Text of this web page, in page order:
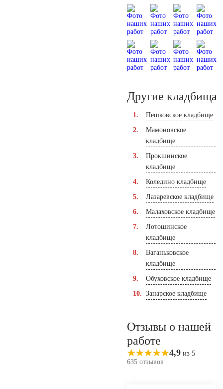
Другие кладбища
Пешковское кладбище
Мамоновское
кладбище
Прокшинское
кладбище
Коледино кладбище
Лазаревское кладбище
Малаховское кладбище
Лотошинское
кладбище
Ваганьковское
кладбище
Обуховское кладбище
Занарское кладбище
Отзывы о нашей
работе
4,9 из 5
635 отзывов